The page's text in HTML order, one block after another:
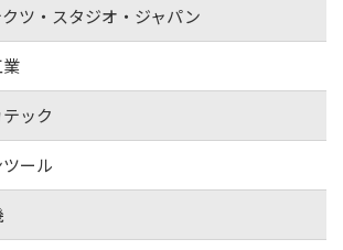
ツ・スタジオ・ジャパン
ック
ール